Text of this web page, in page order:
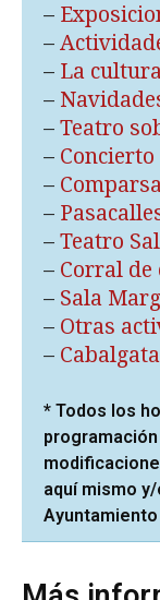
–
–
– La
–
– Teatro
– Concierto
–
–
– Teatro
– Corral de
– Sala
– Otras
–
* Todos los
aquí mismo